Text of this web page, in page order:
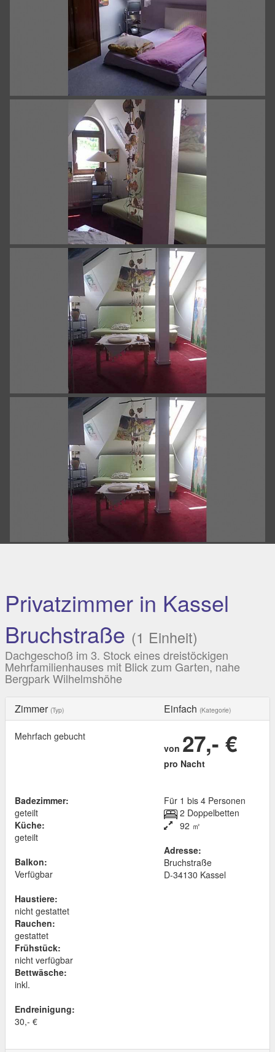
Privatzimmer in Kassel
Bruchstraße (1 Einheit)
Dachgeschoß im 3. Stock eines dreistöckigen
Mehrfamilienhauses mit Blick zum Garten, nahe
Bergpark Wilhelmshöhe
Zimmer (Typ) Einfach (Kategorie)
Mehrfach gebucht
von 27,- €
pro Nacht
Badezimmer:
geteilt
Küche:
geteilt
Balkon:
Verfügbar
Haustiere:
nicht gestattet
Rauchen:
gestattet
Frühstück:
nicht verfügbar
Bettwäsche:
inkl.
Endreinigung:
30,- €
Für 1 bis 4 Personen
2 Doppelbetten
92 ㎡
Adresse:
Bruchstraße
D-34130 Kassel